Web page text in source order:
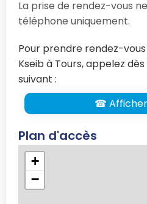
La prise de rendez-vous
téléphone uniquement.
Pour prendre rendez-
Kseib à Tours, appelez
suivant :
☎ Afficher
Plan d'accès
+
−